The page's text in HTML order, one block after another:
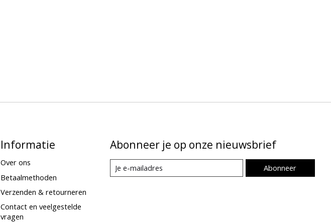
Informatie
Over ons
Betaalmethoden
Verzenden & retourneren
Contact en veelgestelde
vragen
Abonneer je op onze nieuwsbrief
Abonneer